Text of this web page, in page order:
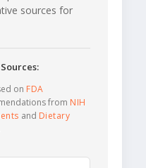
sources for
on FDA
from NIH
and Dietary